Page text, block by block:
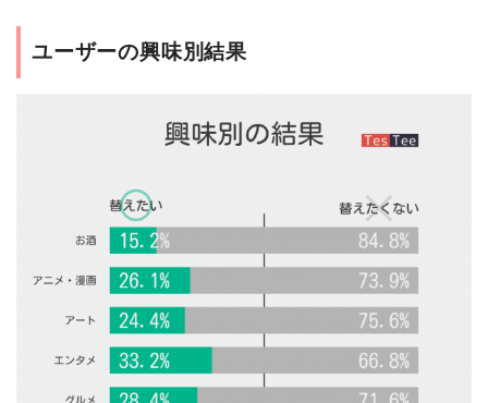
ユーザーの興味別結果